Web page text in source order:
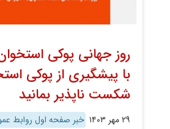
با پیشگیری از پوکی
شکست ناپذیر بمانید
۲۹ مهر ۱۴۰۳ خبر صفحه اول روابط